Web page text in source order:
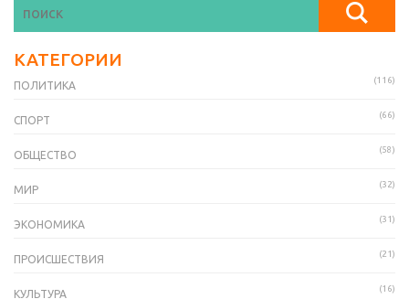
КАТЕГОРИИ
ПОЛИТИКА (116)
СПОРТ (66)
ОБЩЕСТВО (58)
МИР (32)
ЭКОНОМИКА (31)
ПРОИСШЕСТВИЯ (21)
КУЛЬТУРА (16)